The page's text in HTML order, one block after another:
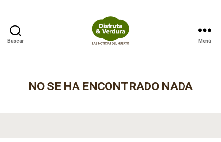
Buscar Menú
NO SE HA ENCONTRADO NADA